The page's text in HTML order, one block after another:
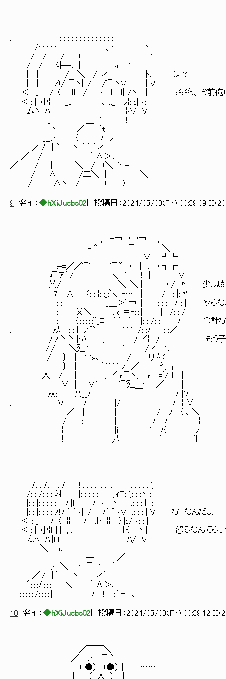
. ／: : : : : : : : : : : : : : : : : : : : : : ＼
/: : : : : : : : : : : : : : : : :.、: : : : : : : : ヽ
. /: : /:: : : / : : : !:: : : : !: : !: : : ヽ:: : : : : ',
/: : /: : : 斗--､ :|: : : : :|: : | ,ィＴ: ',: : :ヽ : !
|: : |: : : : : |: / ＼: : /|:.ィ: :ヽ: : :.|.: : : ﾄ､:| は？
|: : |: : : : /!/ ⌒ヽ| :/ |:./⌒ヽＶ: |.: : : | V
＜ : ｣_: : / 〈 {} |/ ﾚ {} }|:./ヽ: : | ささら、お前俺
＜:: |. 小{ _,,.. - ､-.,_ ﾚ{: :.|ヽ:|
厶ﾍ ﾊ ､ {ﾊ/ V
＼_! ＿ ' !
ヽ ／ ｀t ／
___,ｒ| ＼ { / ／
／:/::::| ＼ ヽ ｀_⌒ ィ ´
／::::::/::::::| ＼ ´ ∧＞､
／:::::::::::/::::::::| ＼ / !＼::`ｰ- ､
::::::::::::::/:::::::::∧ /二＼ |::::::ヽ::::::::::::＼
::::::::::::/::::::::::::::∧ヽ /: : : : :}ヽ!::::::::::〉:::::::::::::::
9 名前： ◆hXiJucbo02 ] 投稿日： 2024/05/03(Fri) 00:39:09
_, .-‐￢冖冖￢- ,,_
_ - ~: : : : : : : :⌒＼ : : : : ＼
／: : : : : : : : : : : : : : : ∨ : : ┛┗
x-=／／⌒ : : : : :⌒~:￢: :_| ！: ﾉ:┓┏
. √:ｱ´:/ : : : : : : : : :＼: ヾ: : :！│: : : :|: : ∨
乂/: : | : : : : : : : ＼ : :＼: ＼ | : l : : : ﾉ:/: :ﾔ 少し黙
7: : ∧: : :ヾ: : {: :_:＼-‐… :│ : : : :/ : : |: ﾔ
|: :|: |: ＼: : : : ＼_＿＞~￢-| : : | : : : : / : | やらない夫く
|:i |: |: :乂＼ : : : ＼ｘ=＝‐::::| : : |: :| : /: : /
|:l |: ＼{::::::::::¨_ﾆ￣⌒ ~￣|: : /: :|／ : / 余計なこと
. 从: ､: : ﾄ､ｱ~` ' ' ' /: :/: : | : :／
. /:/:＼＼|::ﾊ , , , /:／} : /: : | もう子供じゃない
/:/:|: : |＼廴:', ｰ ′／ : / ｲ: : Ｎ
|/: :|: ｝| │.:.个s｡ /: : :／リ人(
|: : :|: ｝| | : : | :| ｀````フ: :／ {㍉┐__
人: : /:│ | : : { :| _,,_／_r⌒ヽ,,＿r―=ﾞ/ { |
. |: : :∨ |: : :.∨゛ ⌒廴＿ｰ ／ ｉ.|
从: : | 乂__/ / |'/
. )/ ／/ |/ / { ∨
／ | | / / { ､ ＼
/ ::: | / / }
{ : |i :′ /{ ﾉ
！ 八 {: :: ／{
/: : /:: : : / : : :.!:: : : : !: : !: : : ヽ:: : : : : ',
/: : /: : : 斗--､ :|: : : : :|: : | ,ィＴ: ',: : :ヽ : !
|: : |: : : : : |: /l|l|＼: : /|:.ィ: :ヽ: : :.|.: : : ﾄ､:|
|: : |: : : : /!/ ⌒ヽ| :/ |:./⌒ヽＶ: |.: : : | V な、なんだよ
＜ : _: : : / 〈 {} |/ .ﾚ {} } |:./ヽ: : |
＜:: |. 小{l|l|l| _,,.. - ､-.,_ ﾚ{: :.|ヽ:| 怒るなんてらしくね
厶ﾍ ﾊl|l|l| ､ {ﾊ/ V
＼_! u ' !
ヽ , -- ､ ／
___,ｒ| ＼ ｰ'⌒ｰ' ／
／:/::::| ＼ ヽ _ ィ´
／::::::/::::::| ＼ ´ ∧＞､
／:::::::::::/::::::::| ＼ / !＼::`ｰ- ､
10 名前： ◆hXiJucbo02 ] 投稿日： 2024/05/03(Fri) 00:39:12
／￣￣＼
／ _ノ ⌒ ＼
| （ ●） （●） | ……
. | （__人__） |